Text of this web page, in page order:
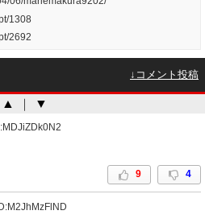
1308
2692
↓コメント投稿
▲ ｜ ▼
9 4
ID:M2JhMzFlND